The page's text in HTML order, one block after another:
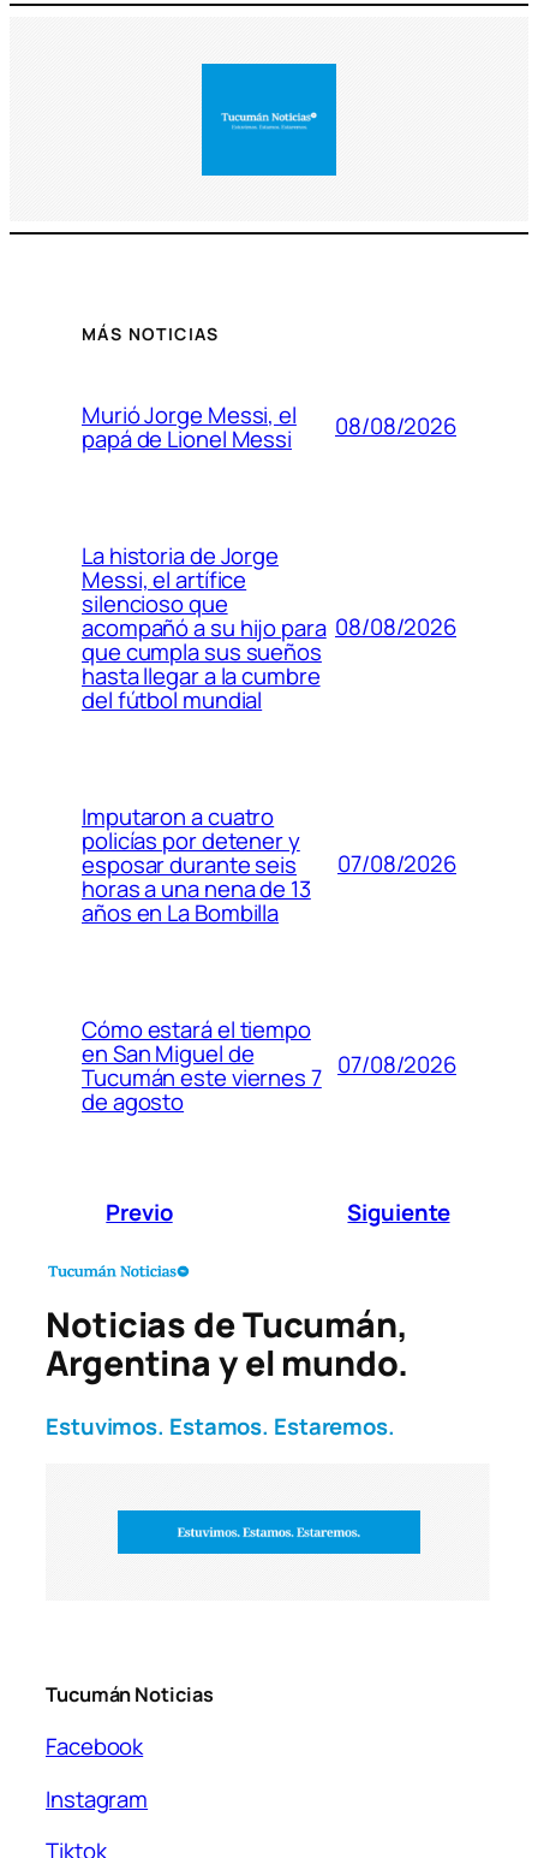
MÁS NOTICIAS
Murió Jorge Messi, el
papá de Lionel Messi 08/08/2026
La historia de Jorge
Messi, el artífice
silencioso que
acompañó a su hijo para
que cumpla sus sueños
hasta llegar a la cumbre
del fútbol mundial
08/08/2026
Imputaron a cuatro
policías por detener y
esposar durante seis
horas a una nena de 13
años en La Bombilla
07/08/2026
Cómo estará el tiempo
en San Miguel de
Tucumán este viernes 7
de agosto
07/08/2026
Previo Siguiente
Noticias de Tucumán,
Argentina y el mundo.
Estuvimos. Estamos. Estaremos.
Tucumán Noticias
Facebook
Instagram
Tiktok